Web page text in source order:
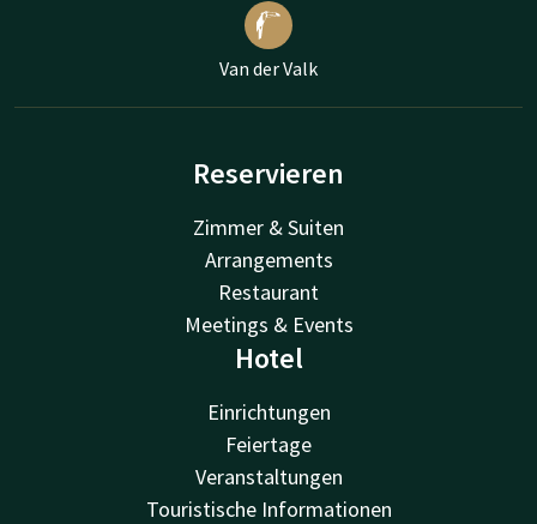
Van der Valk
Reservieren
Zimmer & Suiten
Arrangements
Restaurant
Meetings & Events
Hotel
Einrichtungen
Feiertage
Veranstaltungen
Touristische Informationen